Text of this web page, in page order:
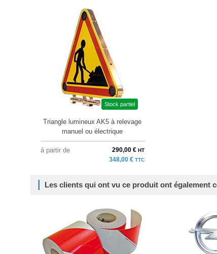
Stock partiel
Triangle lumineux AK5 à relevage
manuel ou électrique
à partir de 290,00 € HT
348,00 € TTC
Les clients qui ont vu ce produit ont également